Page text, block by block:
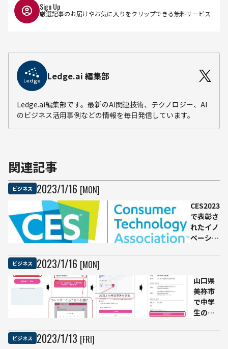
Sign Up
厳選記事のお届けやお気に入りをクリップできる無料サービス
Ledge.ai 編集部
Ledge.ai編集部です。最新のAI関連技術、テクノロジー、AI
のビジネス活用事例などの情報を毎日発信しています。
関連記事
ビジネス 2023/1/16 [MON]
CES2023
で表彰さ
れたイノ
ベーショ
ビジネス 2023/1/16 [MON]
山口県
美祢市
で中学
生のた
ビジネス 2023/1/13 [FRI]